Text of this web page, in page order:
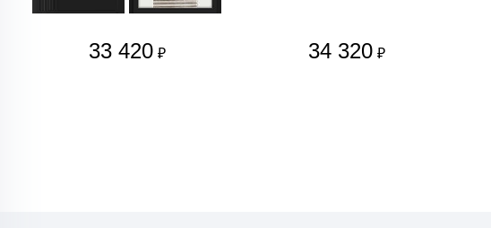
33 420 ₽ 34 320 ₽